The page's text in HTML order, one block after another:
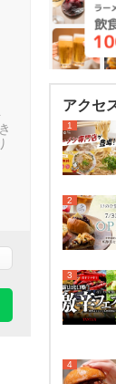
アクセ
1
2
3
4